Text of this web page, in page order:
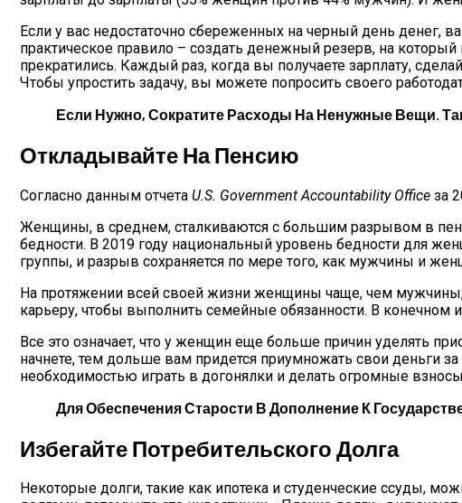
Если у вас недостаточно сбереженных на черный день денег,
практическое правило – создать денежный резерв, на
прекратились. Каждый раз, когда вы получаете зарплату,
Чтобы упростить задачу, вы можете попросить своего
Если Нужно, Сократите Расходы На Ненужные Вещи.
Откладывайте На Пенсию
Согласно данным отчета U.S. Government Accountability Office за
Женщины, в среднем, сталкиваются с большим разрывом в
бедности. В 2019 году национальный уровень бедности для
группы, и разрыв сохраняется по мере того, как мужчины и
На протяжении всей своей жизни женщины чаще, чем
карьеру, чтобы выполнить семейные обязанности. В
Все это означает, что у женщин еще больше причин уделять
начнете, тем дольше вам придется приумножать свои деньги
необходимостью играть в догонялки и делать огромные
Для Обеспечения Старости В Дополнение К
Избегайте Потребительского Долга
Некоторые долги, такие как ипотека и студенческие ссуды,